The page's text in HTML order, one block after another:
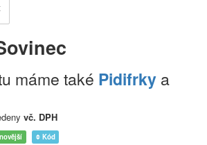
máme také Pidifrky a
vč. DPH
Kód